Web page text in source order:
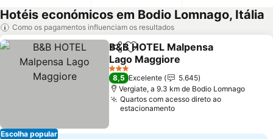
Hotéis económicos em Bodio Lomnago, Itália
Como os pagamentos influenciam os resultados
Escolha popular
PartilharAdicionar aos favoritos
B&B HOTEL Malpensa
Lago Maggiore
Ver preços
3 Estrelas
8,5 Excelente
5.645
Vergiate, a 9.3 km de Bodio Lomnago
Quartos com acesso direto ao
estacionamento